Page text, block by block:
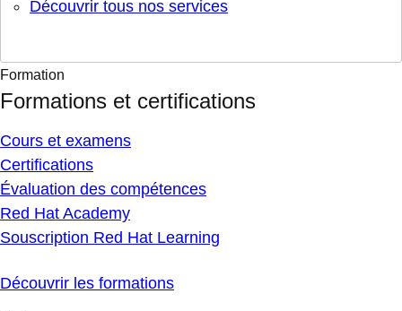
Découvrir tous nos services
Formation
Formations et certifications
Cours et examens
Certifications
Évaluation des compétences
Red Hat Academy
Souscription Red Hat Learning
Découvrir les formations